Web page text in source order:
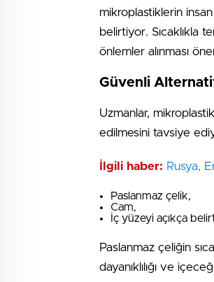
mikroplastiklerin
belirtiyor. Sıcaklıkla
önlemler alınması
Güvenli
Uzmanlar,
edilmesini tavsiye
İlgili haber: Rusya,
Paslanmaz çelik,
Cam,
İç yüzeyi açıkça
Paslanmaz çeliğin
dayanıklılığı ve